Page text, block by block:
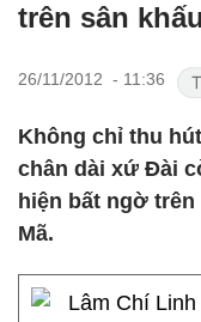
trên sân khấu
26/11/2012 - 11:36
Không chỉ thu
chân dài xứ Đài
hiện bất ngờ
Mã.